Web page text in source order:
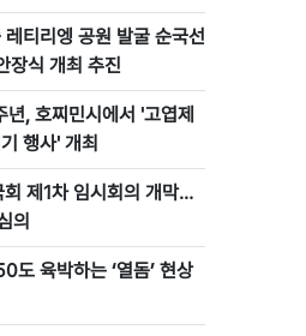
티리엥 공원 발굴 순국선
장식 개최 추진
, 호찌민시에서 '고엽제
행사' 개최
제1차 임시회의 개막…
의
도 육박하는 ‘열돔’ 현상